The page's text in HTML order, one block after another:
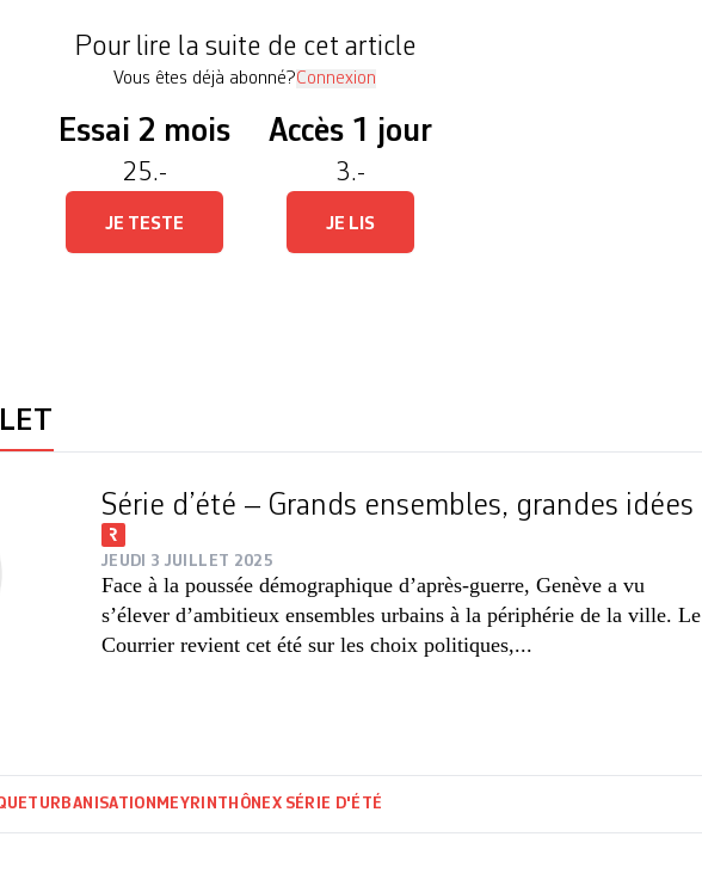
Pour lire la suite de cet article
Vous êtes déjà abonné?Connexion
Essai 2 mois
25.-
JE TESTE
Accès 1 jour
3.-
JE LIS
Série d’été – Grands ensembles, grandes idées
JEUDI 3 JUILLET 2025
Face à la poussée démographique d’après-guerre, Genève a vu
s’élever d’ambitieux ensembles urbains à la périphérie de la ville. Le
Courrier revient cet été sur les choix politiques,...
URBANISATION MEYRIN THÔNEX SÉRIE D'ÉTÉ